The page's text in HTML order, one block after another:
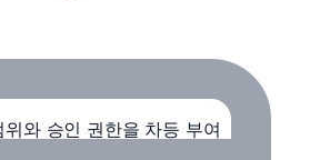
와 승인 권한을 차등 부여